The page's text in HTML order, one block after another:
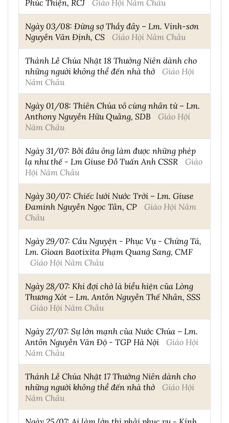
Phúc Thiện, RCJ
Giáo Hội Năm Châu
Ngày 03/08: Đừng sợ Thầy đây – Lm. Vinh-sơn
Nguyễn Văn Định, CS
Giáo Hội Năm Châu
Thánh Lễ Chúa Nhật 18 Thường Niên dành cho
những người không thể đến nhà thờ
Giáo Hội
Năm Châu
Ngày 01/08: Thiên Chúa vô cùng nhân từ – Lm.
Anthony Nguyễn Hữu Quảng, SDB
Giáo Hội
Năm Châu
Ngày 31/07: Bởi đâu ông làm được những phép
lạ như thế - Lm Giuse Đỗ Tuấn Anh CSSR
Giáo
Hội Năm Châu
Ngày 30/07: Chiếc lưới Nước Trời – Lm. Giuse
Đaminh Nguyễn Ngọc Tân, CP
Giáo Hội Năm
Châu
Ngày 29/07: Cầu Nguyện - Phục Vụ - Chứng Tá,
Lm. Gioan Baotixita Phạm Quang Sang, CMF
Giáo Hội Năm Châu
Ngày 28/07: Khi đợi chờ là biểu hiện của Lòng
Thương Xót – Lm. Antôn Nguyễn Thế Nhân, SSS
Giáo Hội Năm Châu
Ngày 27/07: Sự lớn mạnh của Nước Chúa – Lm.
Antôn Nguyễn Văn Độ - TGP Hà Nội
Giáo Hội
Năm Châu
Thánh Lễ Chúa Nhật 17 Thường Niên dành cho
những người không thể đến nhà thờ
Giáo Hội
Năm Châu